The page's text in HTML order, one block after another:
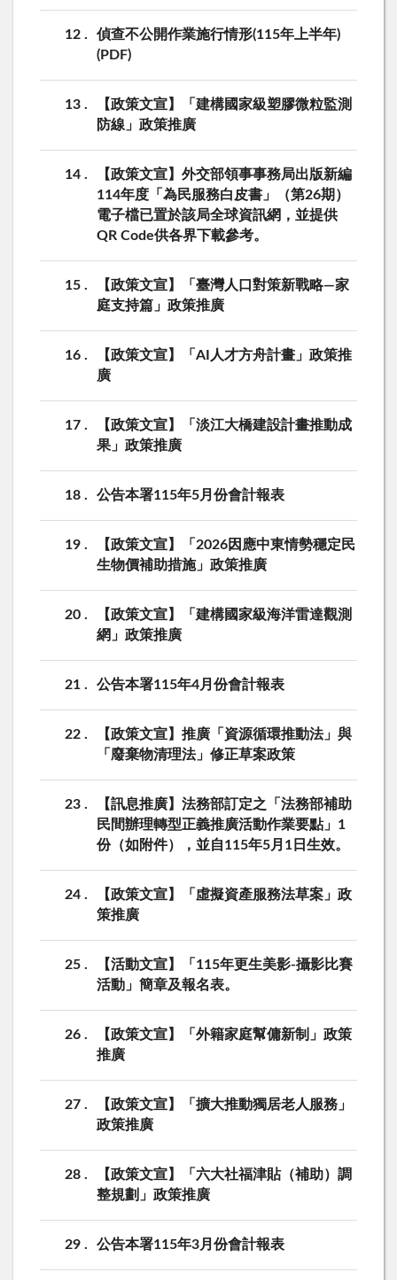
12
偵查不公開作業施行情形(115年上半年)
(PDF)
13
【政策文宣】「建構國家級塑膠微粒監測
防線」政策推廣
14
【政策文宣】外交部領事事務局出版新編
114年度「為民服務白皮書」（第26期）
電子檔已置於該局全球資訊網，並提供
QR Code供各界下載參考。
15
【政策文宣】「臺灣人口對策新戰略—家
庭支持篇」政策推廣
16
【政策文宣】「AI人才方舟計畫」政策推
廣
17
【政策文宣】「淡江大橋建設計畫推動成
果」政策推廣
18 公告本署115年5月份會計報表
19
【政策文宣】「2026因應中東情勢穩定民
生物價補助措施」政策推廣
20
【政策文宣】「建構國家級海洋雷達觀測
網」政策推廣
21 公告本署115年4月份會計報表
22
【政策文宣】推廣「資源循環推動法」與
「廢棄物清理法」修正草案政策
23
【訊息推廣】法務部訂定之「法務部補助
民間辦理轉型正義推廣活動作業要點」1
份（如附件），並自115年5月1日生效。
24
【政策文宣】「虛擬資產服務法草案」政
策推廣
25
【活動文宣】「115年更生美影-攝影比賽
活動」簡章及報名表。
26
【政策文宣】「外籍家庭幫傭新制」政策
推廣
27
【政策文宣】「擴大推動獨居老人服務」
政策推廣
28
【政策文宣】「六大社福津貼（補助）調
整規劃」政策推廣
29 公告本署115年3月份會計報表